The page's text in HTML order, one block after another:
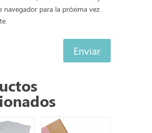
navegador para la próxima vez
Enviar